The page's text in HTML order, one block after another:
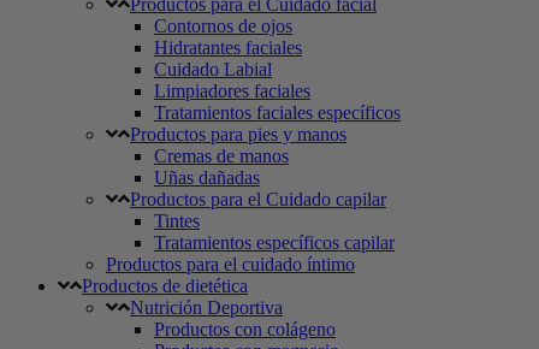
Productos para el Cuidado facial
Contornos de ojos
Hidratantes faciales
Cuidado Labial
Limpiadores faciales
Tratamientos faciales específicos
Productos para pies y manos
Cremas de manos
Uñas dañadas
Productos para el Cuidado capilar
Tintes
Tratamientos específicos capilar
Productos para el cuidado íntimo
Productos de dietética
Nutrición Deportiva
Productos con colágeno